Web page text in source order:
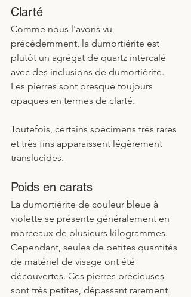
Clarté
Comme nous l'avons vu
précédemment, la dumortiérite est
plutôt un agrégat de quartz intercalé
avec des inclusions de dumortiérite.
Les pierres sont presque toujours
opaques en termes de clarté.
Toutefois, certains spécimens très rares
et très fins apparaissent légèrement
translucides.
Poids en carats
La dumortiérite de couleur bleue à
violette se présente généralement en
morceaux de plusieurs kilogrammes.
Cependant, seules de petites quantités
de matériel de visage ont été
découvertes. Ces pierres précieuses
sont très petites, dépassant rarement